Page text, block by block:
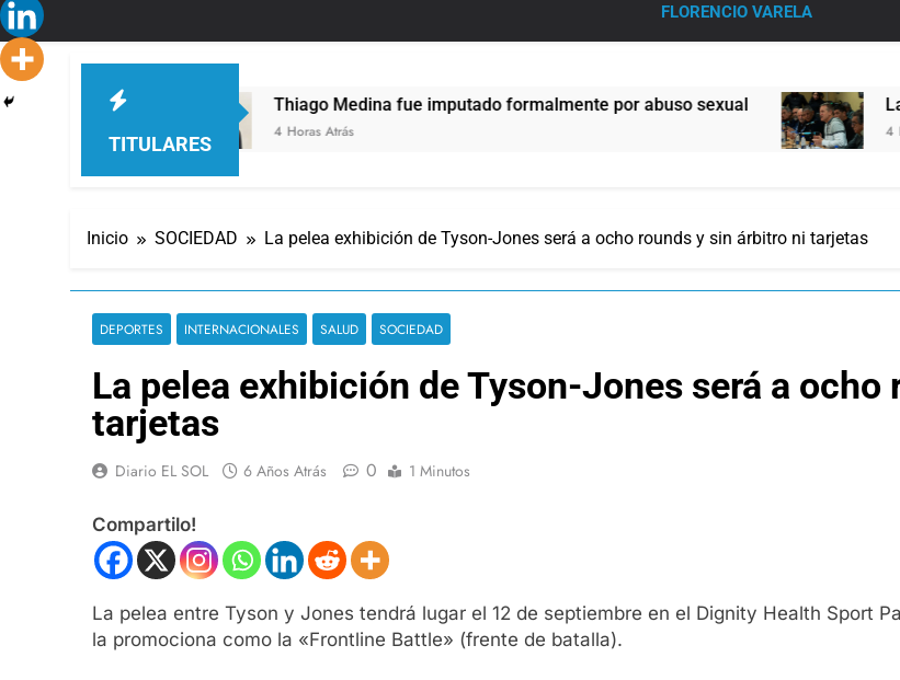
FLORENCIO VARELA
TITULARES
68 años Thiago Medina fue imputado formalmente por abuso sexual
4 Horas Atrás
La CGT
4 Horas
Inicio SOCIEDAD La pelea exhibición de Tyson-Jones será a ocho rounds y sin árbitro ni tarjetas
DEPORTES INTERNACIONALES SALUD SOCIEDAD
La pelea exhibición de Tyson-Jones será a
tarjetas
Diario EL SOL 6 Años Atrás 0 1 Minutos
Compartilo!
La pelea entre Tyson y Jones tendrá lugar el 12 de septiembre en el Dignity Health Sport
la promociona como la «Frontline Battle» (frente de batalla).